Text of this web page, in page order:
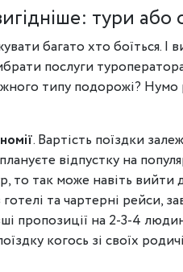
тури або
багато хто боїться. І
послуги
типу подорожі?
. Вартість поїздки
відпустку на
то так може навіть
та чартерні рейси,
пропозиції на 2-3-4
когось зі своїх